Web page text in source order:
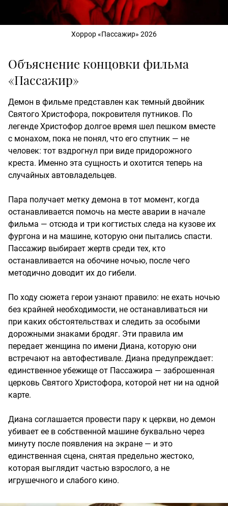
Хоррор «Пассажир» 2026
Объяснение концовки фильма
«Пассажир»
Демон в фильме представлен как темный двойник
Святого Христофора, покровителя путников. По
легенде Христофор долгое время шел пешком вместе
с монахом, пока не понял, что его спутник — не
человек: тот вздрогнул при виде придорожного
креста. Именно эта сущность и охотится теперь на
случайных автовладельцев.
Пара получает метку демона в тот момент, когда
останавливается помочь на месте аварии в начале
фильма — отсюда и три когтистых следа на кузове их
фургона и на машине, которую они пытались спасти.
Пассажир выбирает жертв среди тех, кто
останавливается на обочине ночью, после чего
методично доводит их до гибели.
По ходу сюжета герои узнают правило: не ехать ночью
без крайней необходимости, не останавливаться ни
при каких обстоятельствах и следить за особыми
дорожными знаками бродяг. Эти правила им
передает женщина по имени Диана, которую они
встречают на автофестивале. Диана предупреждает:
единственное убежище от Пассажира — заброшенная
церковь Святого Христофора, которой нет ни на одной
карте.
Диана соглашается провести пару к церкви, но демон
убивает ее в собственной машине буквально через
минуту после появления на экране — и это
единственная сцена, снятая предельно жестоко,
которая выглядит частью взрослого, а не
игрушечного и слабого кино.